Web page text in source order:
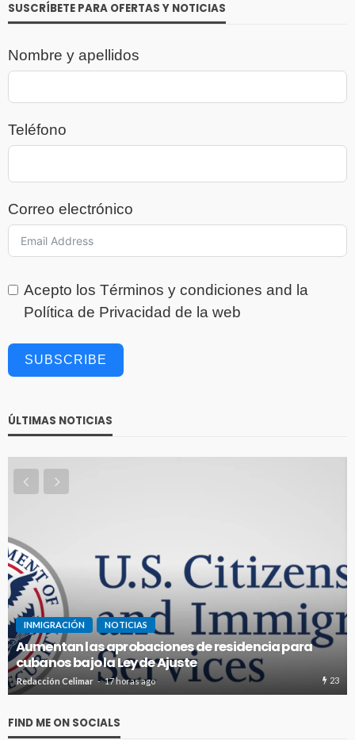
SUSCRÍBETE PARA OFERTAS Y NOTICIAS
Nombre y apellidos
Teléfono
Correo electrónico
Acepto los Términos y condiciones and la
Política de Privacidad de la web
SUBSCRIBE
ÚLTIMAS NOTICIAS
para
23
INMIGRACIÓN
EEUU estrena fianzas de hasta
obtener visas de inmigrante
Redacción Celimar 2 días ago
FIND ME ON SOCIALS